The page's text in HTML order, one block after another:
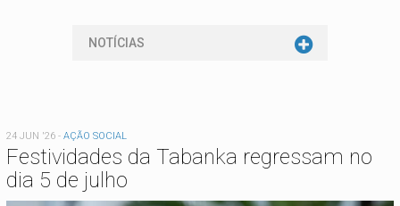
NOTÍCIAS
24 JUN '26 - AÇÃO SOCIAL
Festividades da Tabanka regressam no
dia 5 de julho